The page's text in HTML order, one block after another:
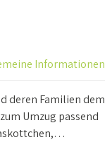
Informationen
deren Familien dem
Umzug passend